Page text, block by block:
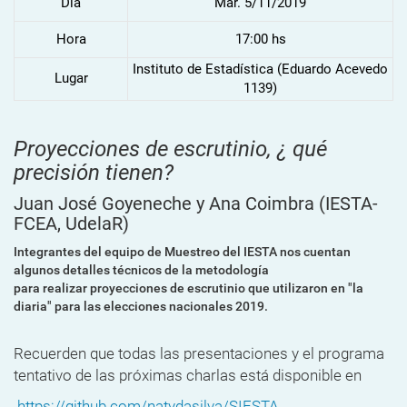
Hora 17:00 hs
Lugar
Instituto de Estadística (Eduardo Acevedo
1139)
Proyecciones de escrutinio, ¿ qué
precisión tienen?
Juan José Goyeneche y Ana Coimbra (IESTA-
FCEA, UdelaR)
Integrantes del equipo de Muestreo del IESTA nos cuentan
algunos detalles técnicos de la metodología
para realizar proyecciones de escrutinio que utilizaron en "la
diaria" para las elecciones nacionales 2019.
Recuerden que todas las presentaciones y el programa
tentativo de las próximas charlas está disponible en